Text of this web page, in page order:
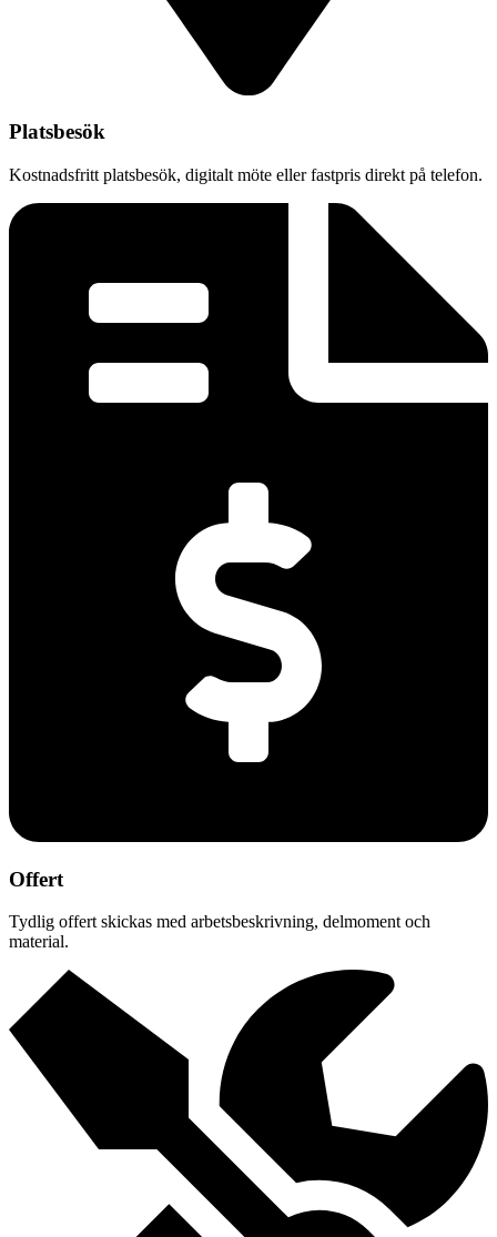
Platsbesök
Kostnadsfritt platsbesök, digitalt möte eller fastpris direkt på telefon.
Offert
Tydlig offert skickas med arbetsbeskrivning, delmoment och
material.